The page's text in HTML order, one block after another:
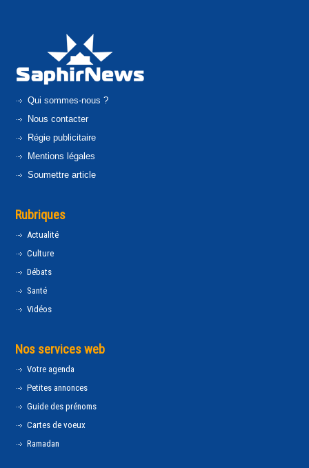
Qui sommes-nous ?
Nous contacter
Régie publicitaire
Mentions légales
Soumettre article
Rubriques
Actualité
Culture
Débats
Santé
Vidéos
Nos services web
Votre agenda
Petites annonces
Guide des prénoms
Cartes de voeux
Ramadan